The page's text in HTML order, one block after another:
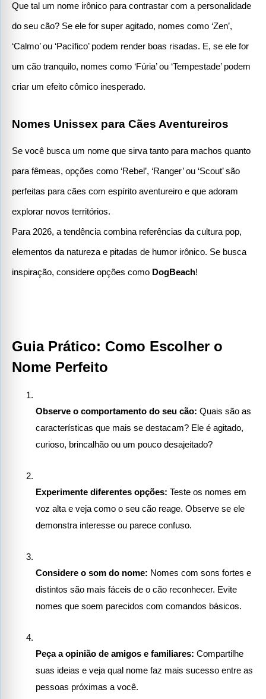
Que tal um nome irônico para contrastar com a personalidade
do seu cão? Se ele for super agitado, nomes como ‘Zen’,
‘Calmo’ ou ‘Pacífico’ podem render boas risadas. E, se ele for
um cão tranquilo, nomes como ‘Fúria’ ou ‘Tempestade’ podem
criar um efeito cômico inesperado.
Nomes Unissex para Cães Aventureiros
Se você busca um nome que sirva tanto para machos quanto
para fêmeas, opções como ‘Rebel’, ‘Ranger’ ou ‘Scout’ são
perfeitas para cães com espírito aventureiro e que adoram
explorar novos territórios.
Para 2026, a tendência combina referências da cultura pop,
elementos da natureza e pitadas de humor irônico. Se busca
inspiração, considere opções como DogBeach!
Guia Prático: Como Escolher o
Nome Perfeito
Observe o comportamento do seu cão: Quais são as
características que mais se destacam? Ele é agitado,
curioso, brincalhão ou um pouco desajeitado?
Experimente diferentes opções: Teste os nomes em
voz alta e veja como o seu cão reage. Observe se ele
demonstra interesse ou parece confuso.
Considere o som do nome: Nomes com sons fortes e
distintos são mais fáceis de o cão reconhecer. Evite
nomes que soem parecidos com comandos básicos.
Peça a opinião de amigos e familiares: Compartilhe
suas ideias e veja qual nome faz mais sucesso entre as
pessoas próximas a você.